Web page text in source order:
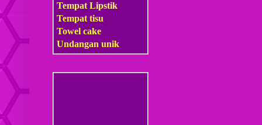
Tempat Lipstik
Tempat tisu
Towel cake
Undangan unik